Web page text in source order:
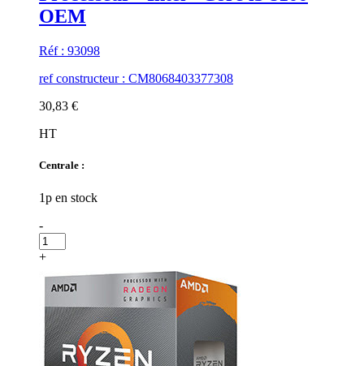
OEM
Réf : 93098
ref constructeur : CM8068403377308
30,83 €
HT
Centrale :
1p en stock
-
+